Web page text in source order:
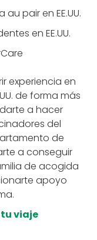
pair en EE.UU.
en EE.UU.
experiencia en
de forma más
a hacer
del
de
a conseguir
de acogida
apoyo
tu viaje